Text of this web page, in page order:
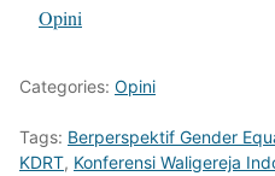
Sehubungan dengan
Opini
Categories: Opini
Tags: Berperspektif Gender
KDRT, Konferensi Waligereja